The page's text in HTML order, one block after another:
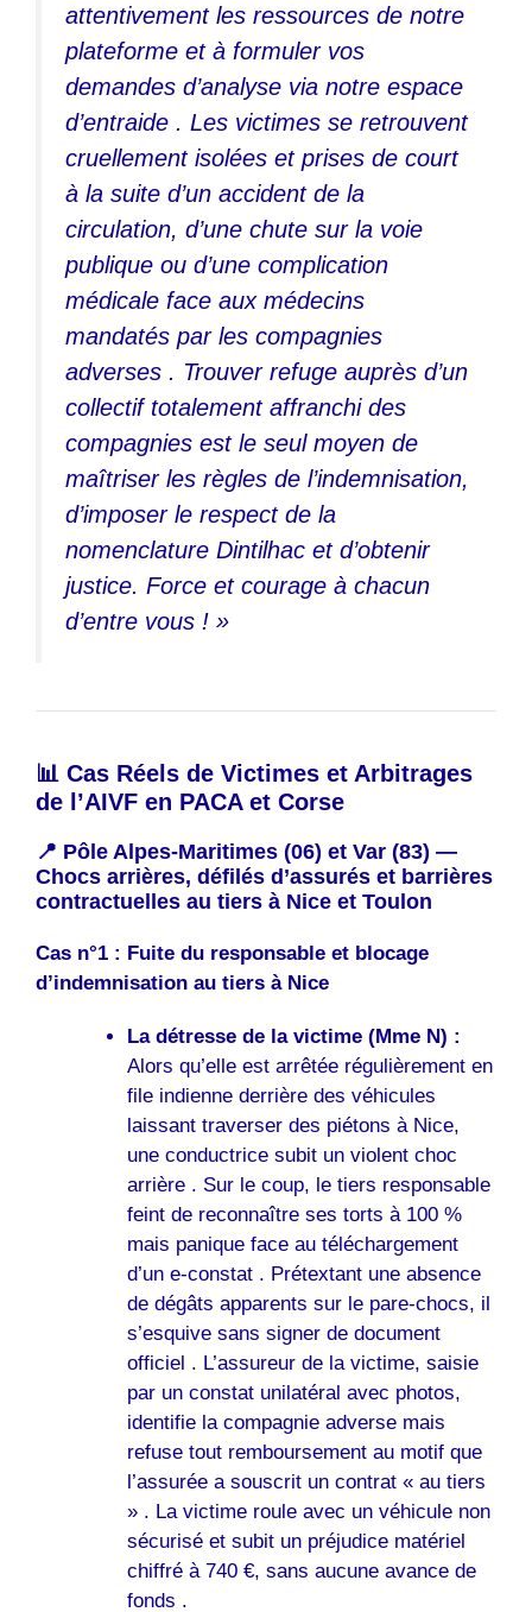
attentivement les ressources de notre
plateforme et à formuler vos
demandes d’analyse via notre espace
d’entraide . Les victimes se retrouvent
cruellement isolées et prises de court
à la suite d’un accident de la
circulation, d’une chute sur la voie
publique ou d’une complication
médicale face aux médecins
mandatés par les compagnies
adverses . Trouver refuge auprès d’un
collectif totalement affranchi des
compagnies est le seul moyen de
maîtriser les règles de l’indemnisation,
d’imposer le respect de la
nomenclature Dintilhac et d’obtenir
justice. Force et courage à chacun
d’entre vous ! »
📊 Cas Réels de Victimes et Arbitrages
de l’AIVF en PACA et Corse
📍 Pôle Alpes-Maritimes (06) et Var (83) —
Chocs arrières, défilés d’assurés et barrières
contractuelles au tiers à Nice et Toulon
Cas n°1 : Fuite du responsable et blocage
d’indemnisation au tiers à Nice
La détresse de la victime (Mme N) :
Alors qu’elle est arrêtée régulièrement en
file indienne derrière des véhicules
laissant traverser des piétons à Nice,
une conductrice subit un violent choc
arrière . Sur le coup, le tiers responsable
feint de reconnaître ses torts à 100 %
mais panique face au téléchargement
d’un e-constat . Prétextant une absence
de dégâts apparents sur le pare-chocs, il
s’esquive sans signer de document
officiel . L’assureur de la victime, saisie
par un constat unilatéral avec photos,
identifie la compagnie adverse mais
refuse tout remboursement au motif que
l’assurée a souscrit un contrat « au tiers
» . La victime roule avec un véhicule non
sécurisé et subit un préjudice matériel
chiffré à 740 €, sans aucune avance de
fonds .